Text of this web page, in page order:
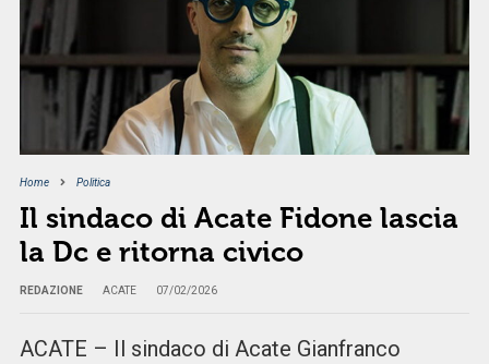
Home Politica
Il sindaco di Acate Fidone lascia
la Dc e ritorna civico
REDAZIONE ACATE 07/02/2026
ACATE – Il sindaco di Acate Gianfranco